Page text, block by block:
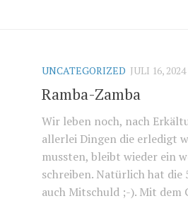
UNCATEGORIZED JULI 16, 2024
Ramba-Zamba
Wir leben noch, nach
allerlei Dingen die erledigt
mussten, bleibt wieder ein
schreiben. Natürlich hat die
auch Mitschuld ;-). Mit dem